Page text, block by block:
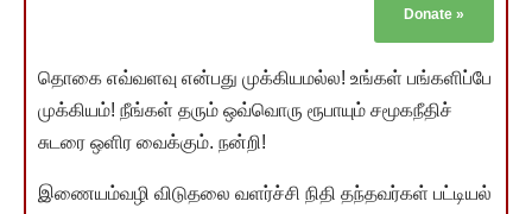
Donate »
தொகை எவ்வளவு என்பது முக்கியமல்ல! உங்கள் பங்களிப்பே
முக்கியம்! நீங்கள் தரும் ஒவ்வொரு ரூபாயும் சமூகநீதிச்
சுடரை ஒளிர வைக்கும். நன்றி!
இணையம்வழி விடுதலை வளர்ச்சி நிதி தந்தவர்கள் பட்டியல்